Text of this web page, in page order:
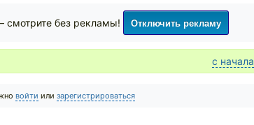
без рекламы! Отключить рекламу
с начала
войти или зарегистрироваться